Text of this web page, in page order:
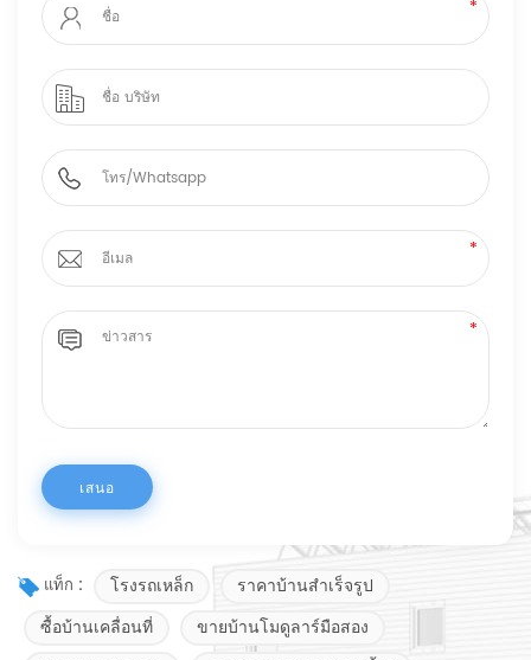
แท็ก : โรงรถเหล็ก
ราคาบ้านสำเร็จรูป
ซื้อบ้านเคลื่อนที่
ขายบ้านโมดูลาร์มือสอง